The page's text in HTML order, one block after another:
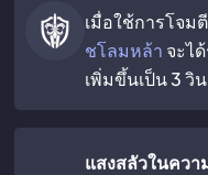
เมื่อใช้การโจม
ชโลมหล้า จะไ
เพิ่มขึ้นเป็น 3 วิ
แสงสลัวในควา